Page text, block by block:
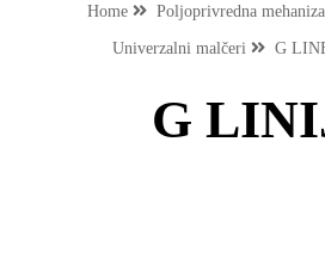
Home Poljoprivredna
Univerzalni malčeri G
G